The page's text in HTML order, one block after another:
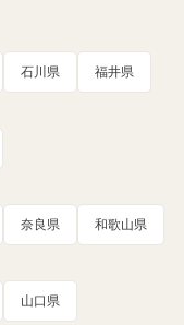
石川県 福井県
奈良県 和歌山県
山口県